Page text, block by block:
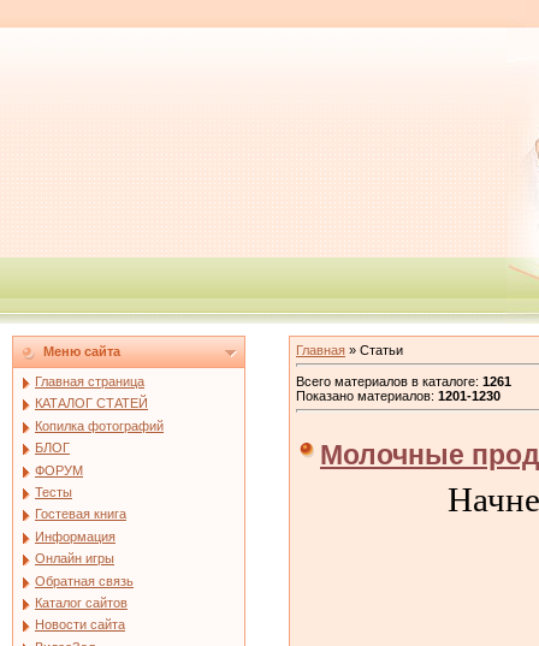
Меню сайта
Главная страница
КАТАЛОГ СТАТЕЙ
Копилка фотографий
БЛОГ
ФОРУМ
Тесты
Гостевая книга
Информация
Онлайн игры
Обратная связь
Каталог сайтов
Новости сайта
Главная » Статьи
Всего материалов в каталоге: 1261
Показано материалов: 1201-1230
Молочные